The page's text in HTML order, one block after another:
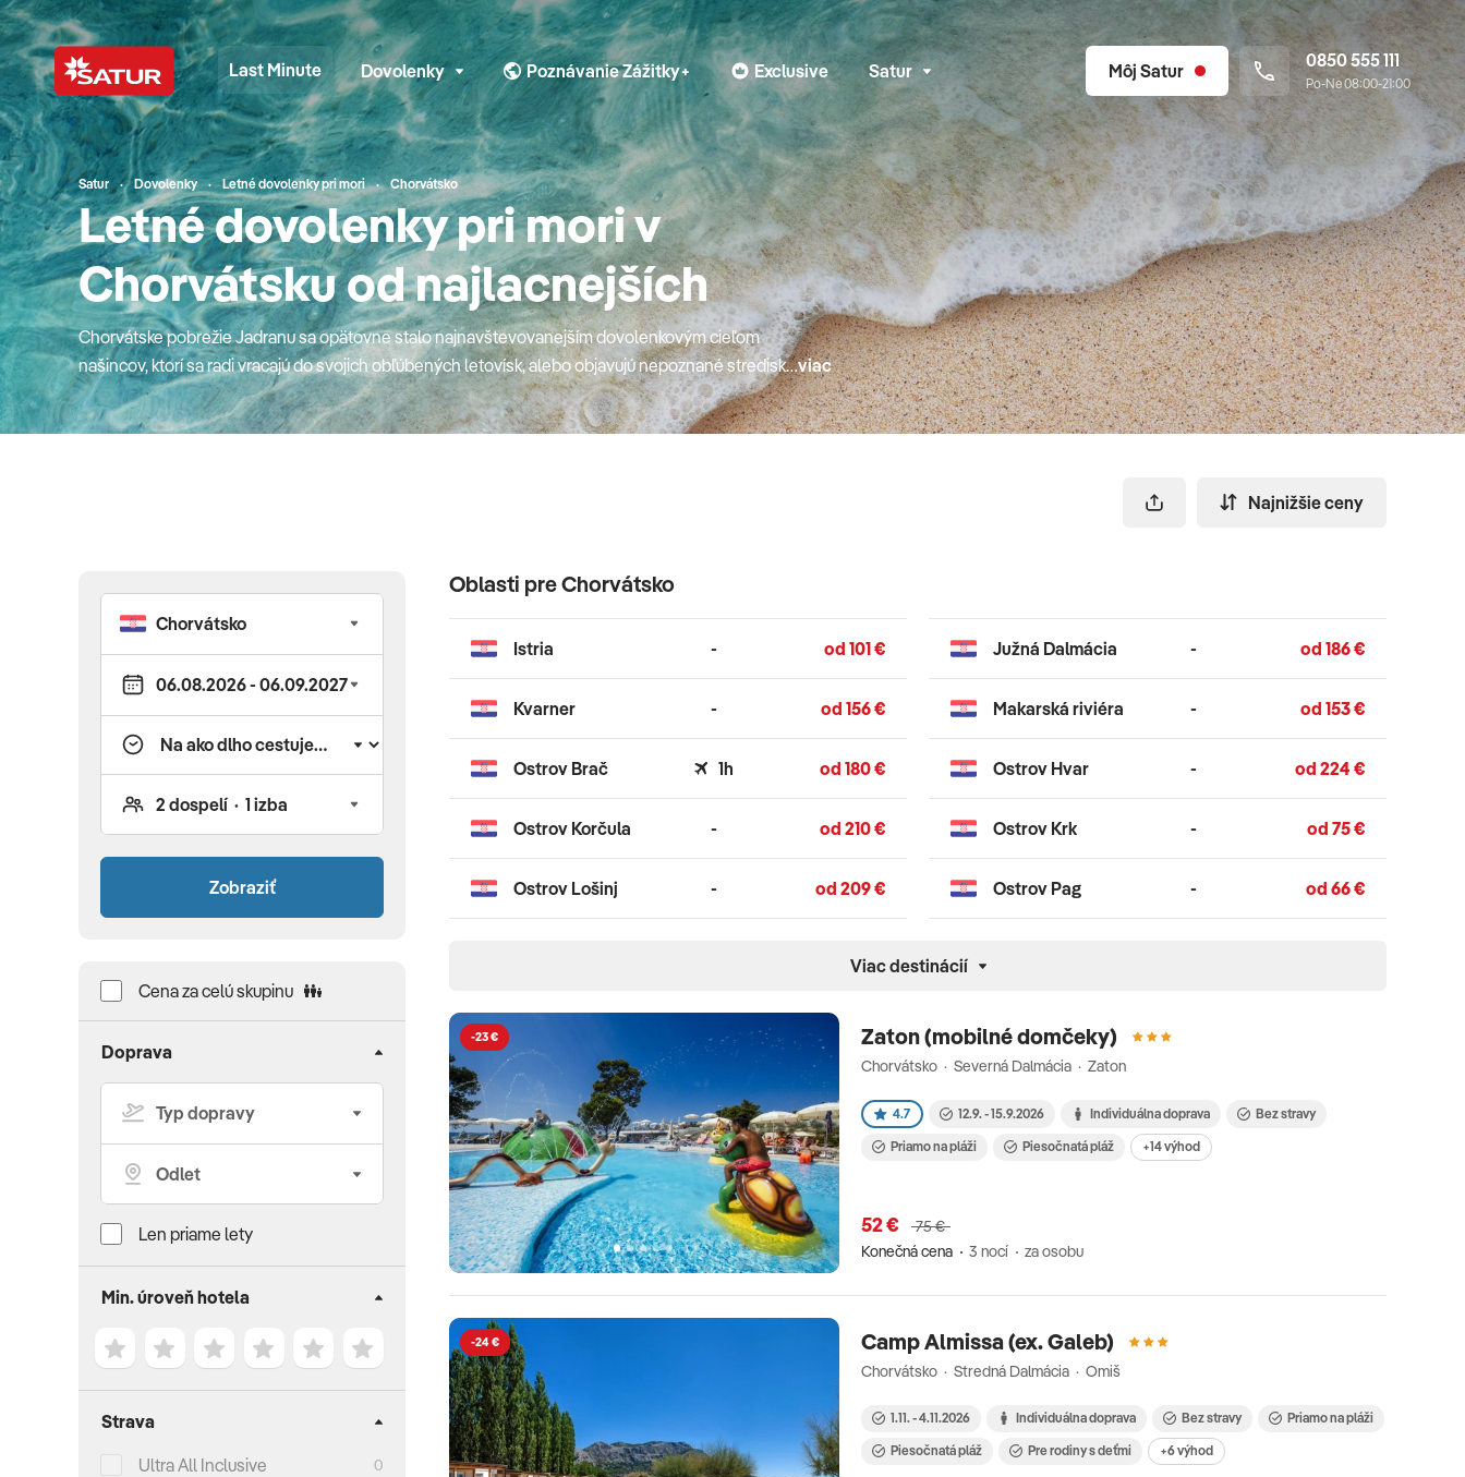
Last Minute Dovolenky Poznávanie Zážitky+ Exclusive Satur Môj Satur 0850 555 111
Po-Ne 08:00-21:00
Satur Dovolenky Letné dovolenky pri mori Chorvátsko
Letné dovolenky pri mori v
Chorvátsku od najlacnejších
Chorvátske pobrežie Jadranu sa opätovne stalo najnavštevovanejším dovolenkovým cieľom
našincov, ktorí sa radi vracajú do svojich obľúbených letovísk, alebo objavujú nepoznané strediská
Chorvátska, ktorými sa malebné členité pobrežie môže smelo popýšiť. Krása a čistota
priezračného mora, hrajúceho všetkými odtieňmi modrej a zaslúžene považovaného za
viac
Najnižšie ceny
Oblasti pre Chorvátsko
Istria - od 101 € Južná Dalmácia - od 186 €
Kvarner - od 156 € Makarská riviéra - od 153 €
Ostrov Brač 1h od 180 € Ostrov Hvar - od 224 €
Ostrov Korčula - od 210 € Ostrov Krk - od 75 €
Ostrov Lošinj - od 209 € Ostrov Pag - od 66 €
Viac destinácií
-23 € Zaton (mobilné domčeky)
Chorvátsko · Severná Dalmácia · Zaton
4.7 12.9. - 15.9.2026 Individuálna doprava Bez stravy
Priamo na pláži Piesočnatá pláž +14 výhod
52 €
75 €
Konečná cena
3 nocí za osobu
-24 € Camp Almissa (ex. Galeb)
Chorvátsko · Stredná Dalmácia · Omiš
1.11. - 4.11.2026 Individuálna doprava Bez stravy
Priamo na pláži
Piesočnatá pláž
Pre rodiny s deťmi +6 výhod
Zobraziť
Cena za celú skupinu
Doprava
Len priame lety
Min. úroveň hotela
Strava
Ultra All Inclusive
0